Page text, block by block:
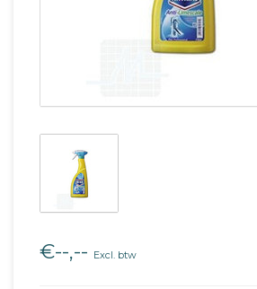
€--,-- Excl. btw